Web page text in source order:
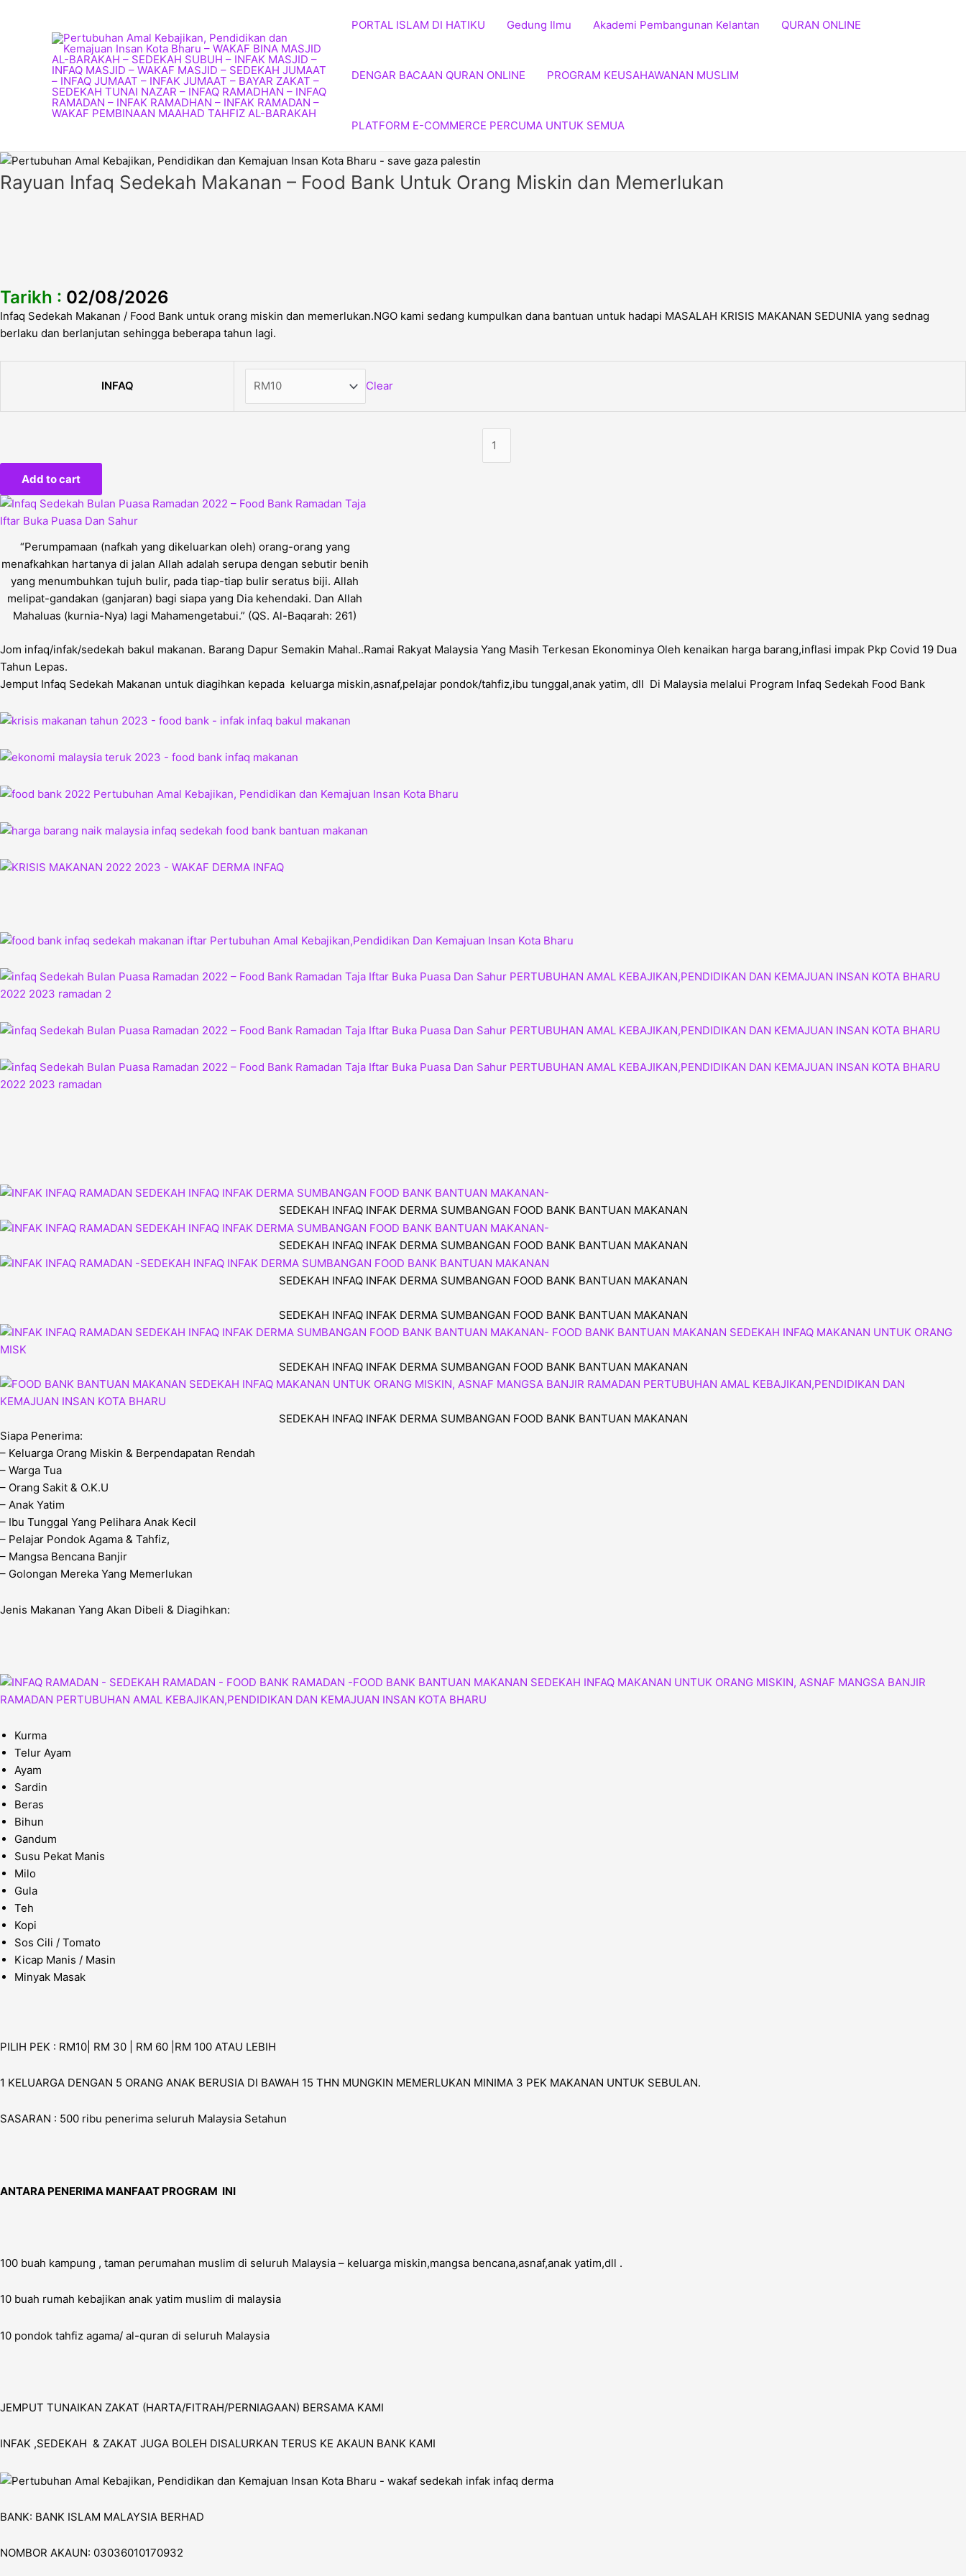
PORTAL ISLAM DI HATIKU Gedung Ilmu Akademi Pembangunan Kelantan QURAN ONLINE
DENGAR BACAAN QURAN ONLINE PROGRAM KEUSAHAWANAN MUSLIM
PLATFORM E-COMMERCE PERCUMA UNTUK SEMUA
Rayuan Infaq Sedekah Makanan – Food Bank Untuk Orang Miskin dan Memerlukan
Tarikh : 02/08/2026
Infaq Sedekah Makanan / Food Bank untuk orang miskin dan memerlukan.NGO kami sedang kumpulkan dana bantuan untuk hadapi MASALAH KRISIS MAKANAN SEDUNIA yang sednag
berlaku dan berlanjutan sehingga beberapa tahun lagi.
INFAQ Clear
Infaq
–
Untuk
Miskin
dan
Memerlukan
Add to cart
“Perumpamaan (nafkah yang dikeluarkan oleh) orang-orang yang
menafkahkan hartanya di jalan Allah adalah serupa dengan sebutir benih
yang menumbuhkan tujuh bulir, pada tiap-tiap bulir seratus biji. Allah
melipat-gandakan (ganjaran) bagi siapa yang Dia kehendaki. Dan Allah
Mahaluas (kurnia-Nya) lagi Mahamengetabui.” (QS. Al-Baqarah: 261)
Jom infaq/infak/sedekah bakul makanan. Barang Dapur Semakin Mahal..Ramai Rakyat Malaysia Yang Masih Terkesan Ekonominya Oleh kenaikan harga barang,inflasi impak Pkp Covid 19 Dua
Tahun Lepas.
Jemput Infaq Sedekah Makanan untuk diagihkan kepada keluarga miskin,asnaf,pelajar pondok/tahfiz,ibu tunggal,anak yatim, dll Di Malaysia melalui Program Infaq Sedekah Food Bank
SEDEKAH INFAQ INFAK DERMA SUMBANGAN FOOD BANK BANTUAN MAKANAN
SEDEKAH INFAQ INFAK DERMA SUMBANGAN FOOD BANK BANTUAN MAKANAN
SEDEKAH INFAQ INFAK DERMA SUMBANGAN FOOD BANK BANTUAN MAKANAN
SEDEKAH INFAQ INFAK DERMA SUMBANGAN FOOD BANK BANTUAN MAKANAN
SEDEKAH INFAQ INFAK DERMA SUMBANGAN FOOD BANK BANTUAN MAKANAN
SEDEKAH INFAQ INFAK DERMA SUMBANGAN FOOD BANK BANTUAN MAKANAN
Siapa Penerima:
– Keluarga Orang Miskin & Berpendapatan Rendah
– Warga Tua
– Orang Sakit & O.K.U
– Anak Yatim
– Ibu Tunggal Yang Pelihara Anak Kecil
– Pelajar Pondok Agama & Tahfiz,
– Mangsa Bencana Banjir
– Golongan Mereka Yang Memerlukan
Jenis Makanan Yang Akan Dibeli & Diagihkan:
Kurma
Telur Ayam
Ayam
Sardin
Beras
Bihun
Gandum
Susu Pekat Manis
Milo
Gula
Teh
Kopi
Sos Cili / Tomato
Kicap Manis / Masin
Minyak Masak
PILIH PEK : RM10| RM 30 | RM 60 |RM 100 ATAU LEBIH
1 KELUARGA DENGAN 5 ORANG ANAK BERUSIA DI BAWAH 15 THN MUNGKIN MEMERLUKAN MINIMA 3 PEK MAKANAN UNTUK SEBULAN.
SASARAN : 500 ribu penerima seluruh Malaysia Setahun
ANTARA PENERIMA MANFAAT PROGRAM INI
100 buah kampung , taman perumahan muslim di seluruh Malaysia – keluarga miskin,mangsa bencana,asnaf,anak yatim,dll .
10 buah rumah kebajikan anak yatim muslim di malaysia
10 pondok tahfiz agama/ al-quran di seluruh Malaysia
JEMPUT TUNAIKAN ZAKAT (HARTA/FITRAH/PERNIAGAAN) BERSAMA KAMI
INFAK ,SEDEKAH & ZAKAT JUGA BOLEH DISALURKAN TERUS KE AKAUN BANK KAMI
BANK: BANK ISLAM MALAYSIA BERHAD
NOMBOR AKAUN: 03036010170932